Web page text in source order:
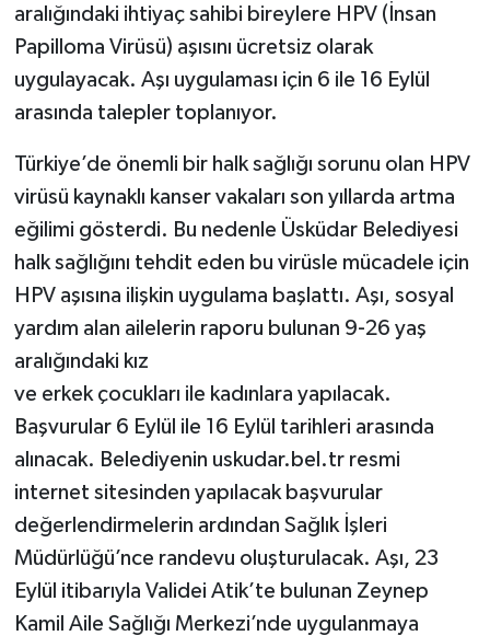
aralığındaki ihtiyaç sahibi bireylere HPV (İnsan
Papilloma Virüsü) aşısını ücretsiz olarak
uygulayacak. Aşı uygulaması için 6 ile 16 Eylül
arasında talepler toplanıyor.
Türkiye’de önemli bir halk sağlığı sorunu olan HPV
virüsü kaynaklı kanser vakaları son yıllarda artma
eğilimi gösterdi. Bu nedenle Üsküdar Belediyesi
halk sağlığını tehdit eden bu virüsle mücadele için
HPV aşısına ilişkin uygulama başlattı. Aşı, sosyal
yardım alan ailelerin raporu bulunan 9-26 yaş
aralığındaki kız
ve erkek çocukları ile kadınlara yapılacak.
Başvurular 6 Eylül ile 16 Eylül tarihleri arasında
alınacak. Belediyenin uskudar.bel.tr resmi
internet sitesinden yapılacak başvurular
değerlendirmelerin ardından Sağlık İşleri
Müdürlüğü’nce randevu oluşturulacak. Aşı, 23
Eylül itibarıyla Validei Atik’te bulunan Zeynep
Kamil Aile Sağlığı Merkezi’nde uygulanmaya